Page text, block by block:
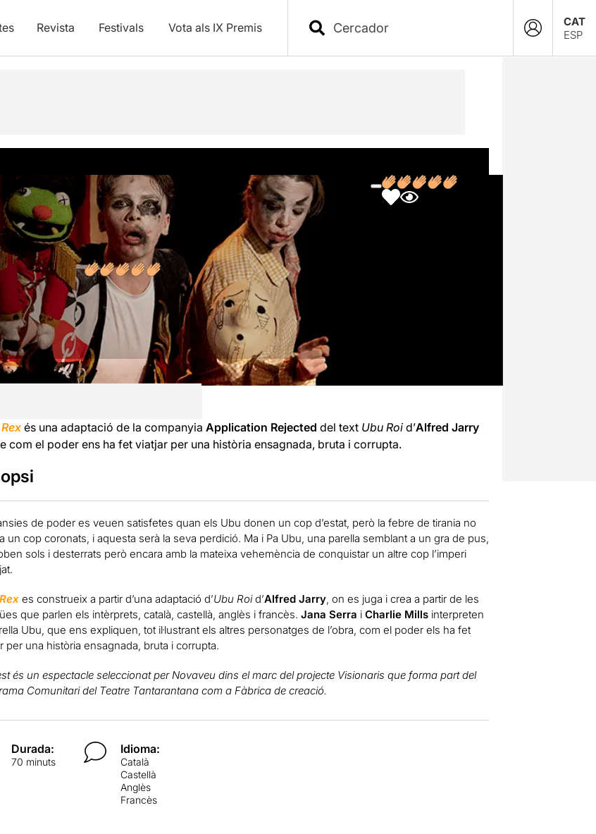
Revista Festivals Vota als IX Premis
CAT
ESP
Articles
és una adaptació de la companyia Application Rejected del text Ubu Roid’Alfred Jarry
com el poder ens ha fet viatjar per una història ensagnada, bruta i corrupta.
de poder es veuen satisfetes quan els Ubu donen un cop d’estat, però la febre de tirania no
un cop coronats, i aquesta serà la seva perdició. Ma i Pa Ubu, una parella semblant a un gra de pus,
sols i desterrats però encara amb la mateixa vehemència de conquistar un altre cop l’imperi
es construeix a partir d’una adaptació d’Ubu Roid’Alfred Jarry, on es juga i crea a partir de les
que parlen els intèrprets, català, castellà, anglès i francès. Jana Serra iCharlie Millsinterpreten
Ubu, que ens expliquen, tot il·lustrant els altres personatges de l’obra, com el poder els ha fet
per una història ensagnada, bruta i corrupta.
és un espectacle seleccionat per Novaveu dins el marc del projecte Visionaris que forma part del
Comunitari del Teatre Tantarantana com a Fàbrica de creació.
Durada:
70 minuts
Idioma:
Català
Castellà
Anglès
Francès